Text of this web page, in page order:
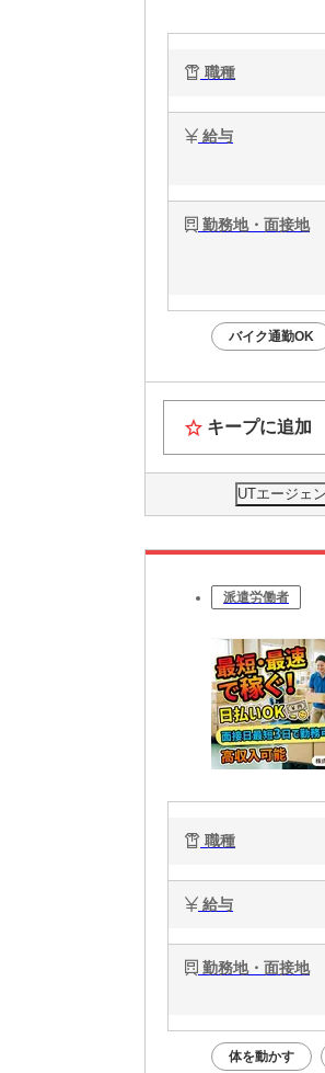
職種
給与
勤務地・面接地
バイク通勤OK
キープに追加
UTエージェ
派遣労働者
職種
給与
勤務地・面接地
体を動かす